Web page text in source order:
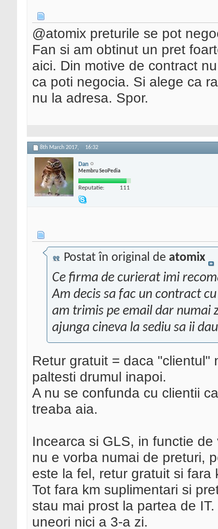
@atomix preturile se pot
Fan si am obtinut un pret
aici. Din motive de contract
ca poti negocia. Si alege ca
nu la adresa. Spor.
8th March 2017, 16:32
Dan
Membru SeoPedia
Reputatie: 111
Postat în original de atomix
Ce firma de curierat imi
Am decis sa fac un contract
am trimis pe email dar numai
ajunga cineva la sediu sa ii
Retur gratuit = daca "clientul"
paltesti drumul inapoi.
A nu se confunda cu clientii
treaba aia.
Incearca si GLS, in functie
nu e vorba numai de preturi,
este la fel, retur gratuit si fara
Tot fara km suplimentari si
stau mai prost la partea de
uneori nici a 3-a zi.